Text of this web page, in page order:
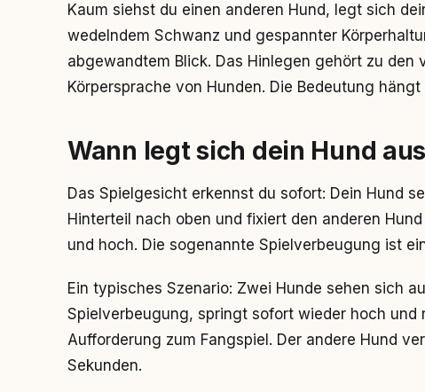
Kaum siehst du einen anderen Hund, legt sich
wedelndem Schwanz und gespannter
abgewandtem Blick. Das Hinlegen gehört zu den
Körpersprache von Hunden. Die Bedeutung
Wann legt sich dein Hund
Das Spielgesicht erkennst du sofort: Dein Hund
Hinterteil nach oben und fixiert den anderen
und hoch. Die sogenannte Spielverbeugung ist
Ein typisches Szenario: Zwei Hunde sehen sich
Spielverbeugung, springt sofort wieder hoch und
Aufforderung zum Fangspiel. Der andere Hund
Sekunden.